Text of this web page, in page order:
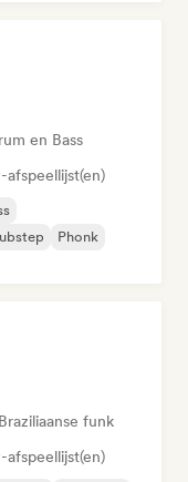
en Bass
Phonk
Braziliaanse funk